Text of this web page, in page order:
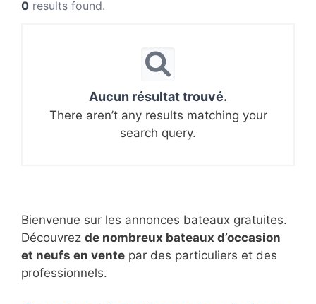
0 results found.
Aucun résultat trouvé.
There aren’t any results matching your
search query.
Bienvenue sur les annonces bateaux gratuites.
Découvrez de nombreux bateaux d’occasion
et neufs en vente par des particuliers et des
professionnels.